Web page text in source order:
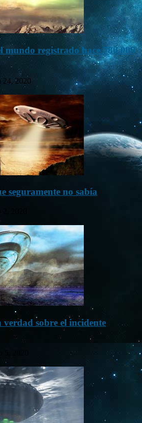
registrado hace 780.000
24, 2020
seguramente no sabía
verdad sobre el incidente
5, 2020